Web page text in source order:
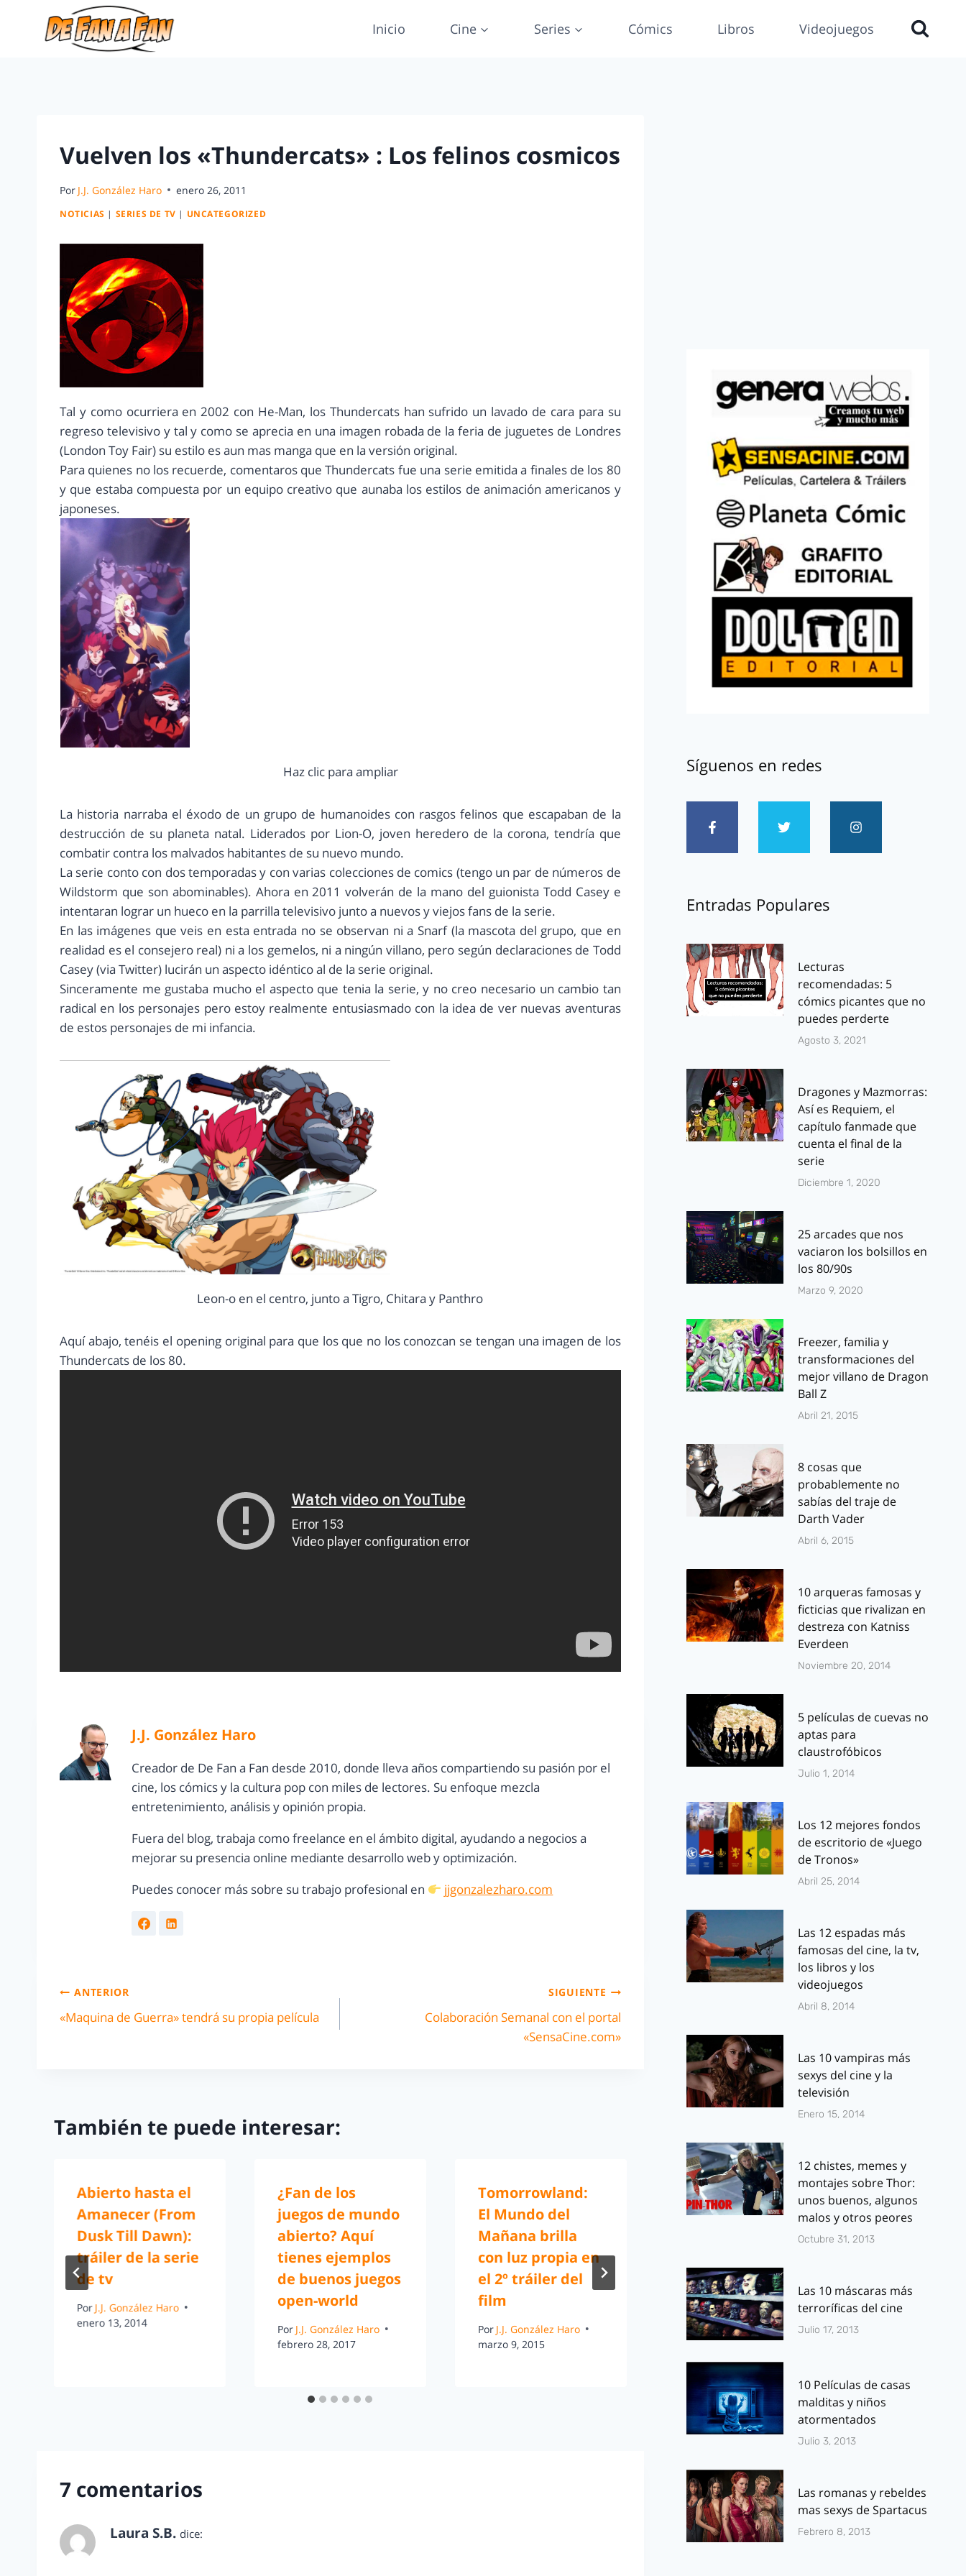
Inicio Cine Series Cómics Libros Videojuegos
Vuelven los «Thundercats» : Los felinos cosmicos
Por J.J. González Haro enero 26, 2011
NOTICIAS | SERIES DE TV | UNCATEGORIZED
Tal y como ocurriera en 2002 con He-Man, los Thundercats han sufrido un lavado de cara para su
regreso televisivo y tal y como se aprecia en una imagen robada de la feria de juguetes de Londres
(London Toy Fair) su estilo es aun mas manga que en la versión original.
Para quienes no los recuerde, comentaros que Thundercats fue una serie emitida a finales de los 80
y que estaba compuesta por un equipo creativo que aunaba los estilos de animación americanos y
japoneses.
Haz clic para ampliar
La historia narraba el éxodo de un grupo de humanoides con rasgos felinos que escapaban de la
destrucción de su planeta natal. Liderados por Lion-O, joven heredero de la corona, tendría que
combatir contra los malvados habitantes de su nuevo mundo.
La serie conto con dos temporadas y con varias colecciones de comics (tengo un par de números de
Wildstorm que son abominables). Ahora en 2011 volverán de la mano del guionista Todd Casey e
intentaran lograr un hueco en la parrilla televisivo junto a nuevos y viejos fans de la serie.
En las imágenes que veis en esta entrada no se observan ni a Snarf (la mascota del grupo, que en
realidad es el consejero real) ni a los gemelos, ni a ningún villano, pero según declaraciones de Todd
Casey (via Twitter) lucirán un aspecto idéntico al de la serie original.
Sinceramente me gustaba mucho el aspecto que tenia la serie, y no creo necesario un cambio tan
radical en los personajes pero estoy realmente entusiasmado con la idea de ver nuevas aventuras
de estos personajes de mi infancia.
Leon-o en el centro, junto a Tigro, Chitara y Panthro
Aquí abajo, tenéis el opening original para que los que no los conozcan se tengan una imagen de los
Thundercats de los 80.
J.J. González Haro
Creador de De Fan a Fan desde 2010, donde lleva años compartiendo su pasión por el
cine, los cómics y la cultura pop con miles de lectores. Su enfoque mezcla
entretenimiento, análisis y opinión propia.
Fuera del blog, trabaja como freelance en el ámbito digital, ayudando a negocios a
mejorar su presencia online mediante desarrollo web y optimización.
Puedes conocer más sobre su trabajo profesional en
jjgonzalezharo.com
ANTERIOR
«Maquina de Guerra» tendrá su propia película
SIGUIENTE
Colaboración Semanal con el portal
«SensaCine.com»
También te puede interesar:
Abierto hasta el
Amanecer (From
Dusk Till Dawn):
tráiler de la serie
de tv
PorJ.J. González Haro
enero 13, 2014
¿Fan de los
juegos de mundo
abierto? Aquí
tienes ejemplos
de buenos juegos
open-world
Por J.J. González Haro
febrero 28, 2017
Tomorrowland:
El Mundo del
Mañana brilla
con luz propia en
el 2º tráiler del
film
Por J.J. González Haro
marzo 9, 2015
«Vis a Vis» vs
«Orange is the
series distintas
PorJ.J. González Haro
mayo 11, 2015
Ninja
Tráiler final
PorJ.J. González
7 comentarios
Laura S.B. dice:
Síguenos en redes
Entradas Populares
Lecturas
recomendadas: 5
cómics picantes que no
puedes perderte
Agosto 3, 2021
Dragones y Mazmorras:
Así es Requiem, el
capítulo fanmade que
cuenta el final de la
serie
Diciembre 1, 2020
25 arcades que nos
vaciaron los bolsillos en
los 80/90s
Marzo 9, 2020
Freezer, familia y
transformaciones del
mejor villano de Dragon
Ball Z
Abril 21, 2015
8 cosas que
probablemente no
sabías del traje de
Darth Vader
Abril 6, 2015
10 arqueras famosas y
ficticias que rivalizan en
destreza con Katniss
Everdeen
Noviembre 20, 2014
5 películas de cuevas no
aptas para
claustrofóbicos
Julio 1, 2014
Los 12 mejores fondos
de escritorio de «Juego
de Tronos»
Abril 25, 2014
Las 12 espadas más
famosas del cine, la tv,
los libros y los
videojuegos
Abril 8, 2014
Las 10 vampiras más
sexys del cine y la
televisión
Enero 15, 2014
12 chistes, memes y
montajes sobre Thor:
unos buenos, algunos
malos y otros peores
Octubre 31, 2013
Las 10 máscaras más
terroríficas del cine
Julio 17, 2013
10 Películas de casas
malditas y niños
atormentados
Julio 3, 2013
Las romanas y rebeldes
mas sexys de Spartacus
Febrero 8, 2013